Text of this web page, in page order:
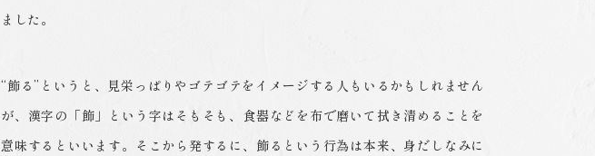
ました。
“飾る”というと、見栄っぱりやゴテゴテをイメージする人もいるかもしれません
が、漢字の「飾」という字はそもそも、食器などを布で磨いて拭き清めることを
意味するといいます。そこから発するに、飾るという行為は本来、身だしなみに